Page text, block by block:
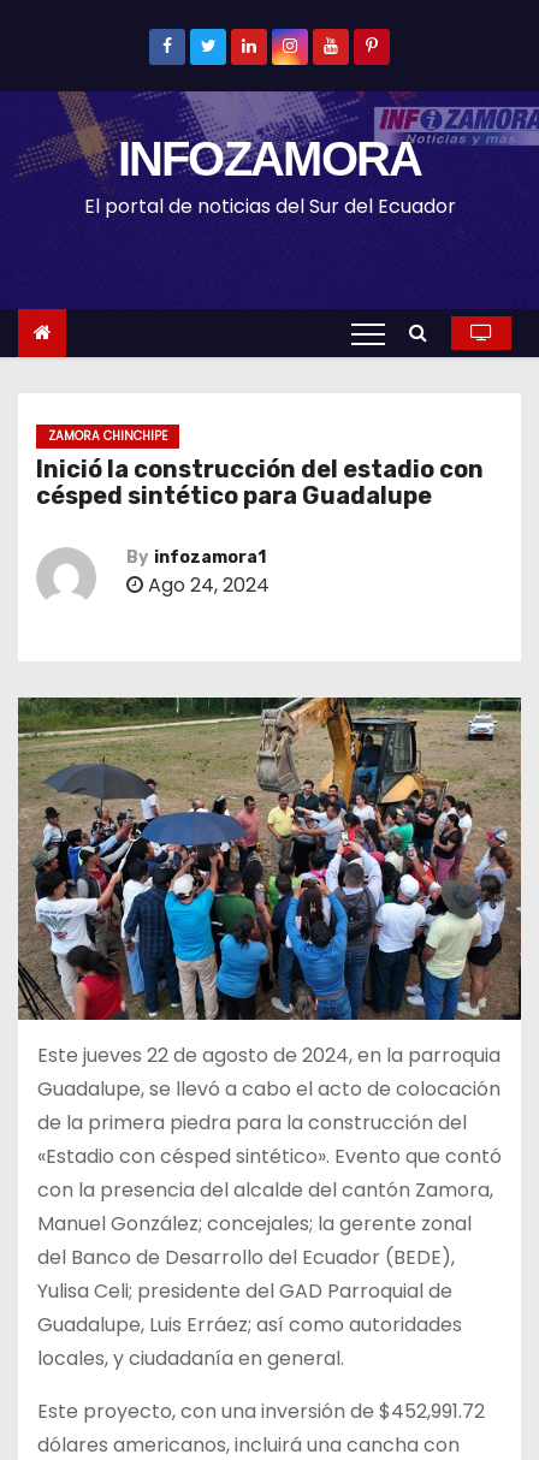
t
e
INFOZAMORA
El portal de noticias del Sur del Ecuador
ZAMORA CHINCHIPE
Inició la construcción del estadio con
césped sintético para Guadalupe
By infozamora1
Ago 24, 2024
Este jueves 22 de agosto de 2024, en la parroquia
Guadalupe, se llevó a cabo el acto de colocación
de la primera piedra para la construcción del
«Estadio con césped sintético». Evento que contó
con la presencia del alcalde del cantón Zamora,
Manuel González; concejales; la gerente zonal
del Banco de Desarrollo del Ecuador (BEDE),
Yulisa Celi; presidente del GAD Parroquial de
Guadalupe, Luis Erráez; así como autoridades
locales, y ciudadanía en general.
Este proyecto, con una inversión de $452,991.72
dólares americanos, incluirá una cancha con